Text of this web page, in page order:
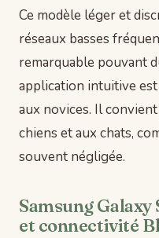
Ce modèle léger et
réseaux basses
remarquable pouvant
application intuitive
aux novices. Il
chiens et aux chats,
souvent négligée.
Samsung
et connectivité